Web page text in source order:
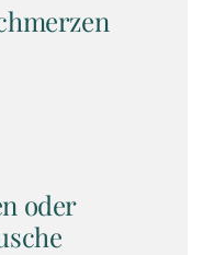
oder